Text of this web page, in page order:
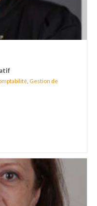
Gestion de